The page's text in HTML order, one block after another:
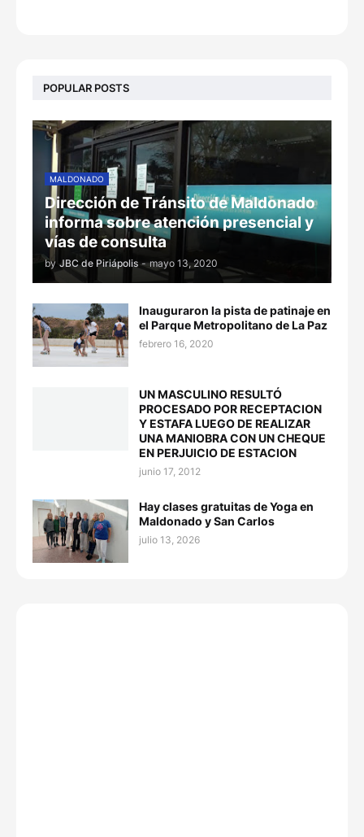
POPULAR POSTS
MALDONADO
Dirección de Tránsito de Maldonado
informa sobre atención presencial y
vías de consulta
by JBC de Piriápolis - mayo 13, 2020
Inauguraron la pista de patinaje en
el Parque Metropolitano de La Paz
febrero 16, 2020
UN MASCULINO RESULTÓ
PROCESADO POR RECEPTACION
Y ESTAFA LUEGO DE REALIZAR
UNA MANIOBRA CON UN CHEQUE
EN PERJUICIO DE ESTACION
junio 17, 2012
Hay clases gratuitas de Yoga en
Maldonado y San Carlos
julio 13, 2026